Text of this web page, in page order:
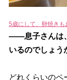
5歳にして、卵焼きも
――息子さんは
いるのでしょう
どれくらいのペ